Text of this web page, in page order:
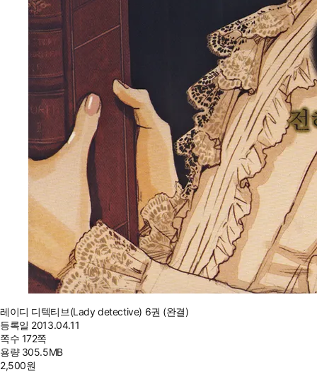
레이디 디텍티브(Lady detective) 6권 (완결)
등록일 2013.04.11
쪽수 172쪽
용량 305.5MB
2,500원